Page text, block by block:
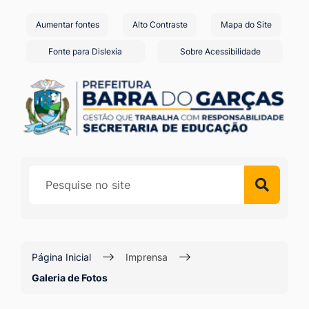
de
atalhos
e
links
de
para
[alt+1]
Ir
para
busca
Aumentar fontes Alto Contraste Mapa do Site
Fonte para Dislexia Sobre Acessibilidade
Página Inicial
Imprensa
Galeria de Fotos